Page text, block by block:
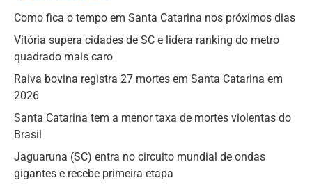
Como fica o tempo em Santa Catarina nos próximos dias
Vitória supera cidades de SC e lidera ranking do metro
quadrado mais caro
Raiva bovina registra 27 mortes em Santa Catarina em
2026
Santa Catarina tem a menor taxa de mortes violentas do
Brasil
Jaguaruna (SC) entra no circuito mundial de ondas
gigantes e recebe primeira etapa